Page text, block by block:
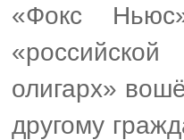
«Фокс
олигарх»
другому